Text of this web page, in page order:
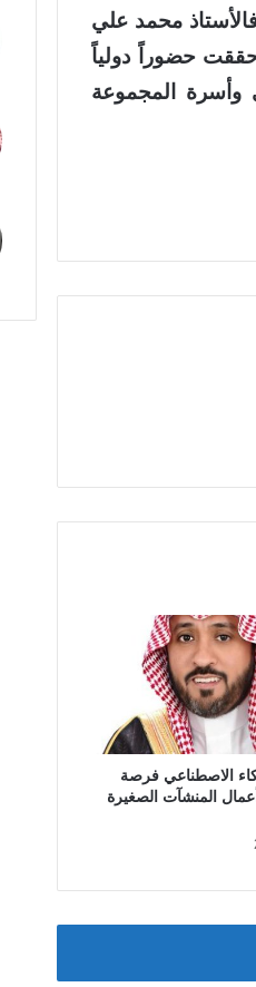
محمد علي
حضوراً دولياً
وأسرة المجموعة
الاصطناعي فرصة
أعمال المنشآت الصغيرة